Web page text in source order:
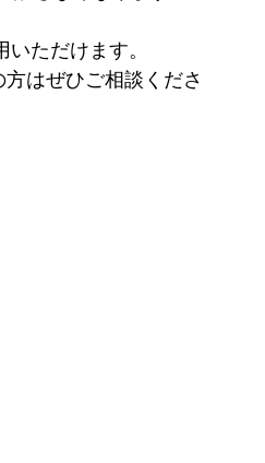
ただけます。
はぜひご相談くださ